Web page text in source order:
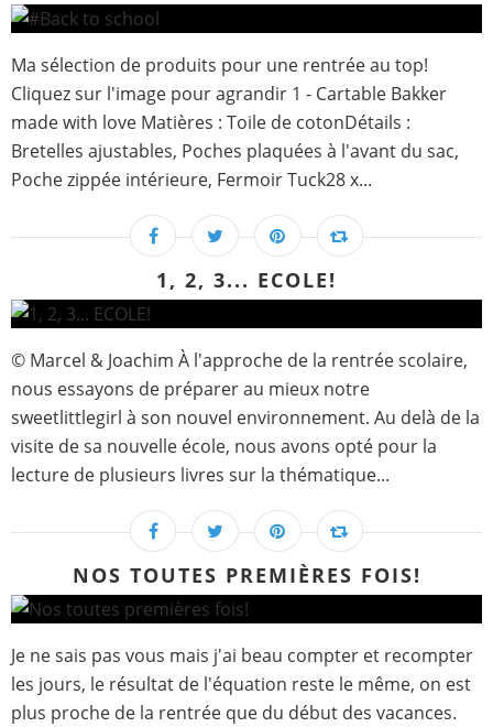
Ma sélection de produits pour une rentrée au top!
Cliquez sur l'image pour agrandir 1 - Cartable Bakker
made with love Matières : Toile de cotonDétails :
Bretelles ajustables, Poches plaquées à l'avant du sac,
Poche zippée intérieure, Fermoir Tuck28 x...
1, 2, 3... ECOLE!
© Marcel & Joachim À l'approche de la rentrée scolaire,
nous essayons de préparer au mieux notre
sweetlittlegirl à son nouvel environnement. Au delà de la
visite de sa nouvelle école, nous avons opté pour la
lecture de plusieurs livres sur la thématique...
NOS TOUTES PREMIÈRES FOIS!
Je ne sais pas vous mais j'ai beau compter et recompter
les jours, le résultat de l'équation reste le même, on est
plus proche de la rentrée que du début des vacances.